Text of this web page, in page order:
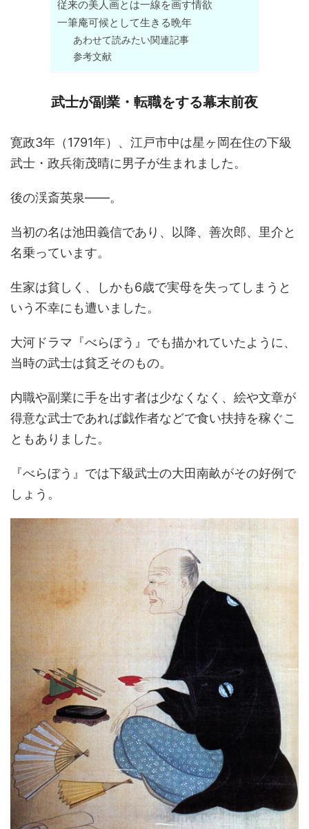
従来の美人画とは一線を画す情欲
一筆庵可候として生きる晩年
あわせて読みたい関連記事
参考文献
武士が副業・転職をする幕末前夜
寛政3年（1791年）、江戸市中は星ヶ岡在住の下級
武士・政兵衛茂晴に男子が生まれました。
後の渓斎英泉――。
当初の名は池田義信であり、以降、善次郎、里介と
名乗っています。
生家は貧しく、しかも6歳で実母を失ってしまうと
いう不幸にも遭いました。
大河ドラマ『べらぼう』でも描かれていたように、
当時の武士は貧乏そのもの。
内職や副業に手を出す者は少なくなく、絵や文章が
得意な武士であれば戯作者などで食い扶持を稼ぐこ
ともありました。
『べらぼう』では下級武士の大田南畝がその好例で
しょう。